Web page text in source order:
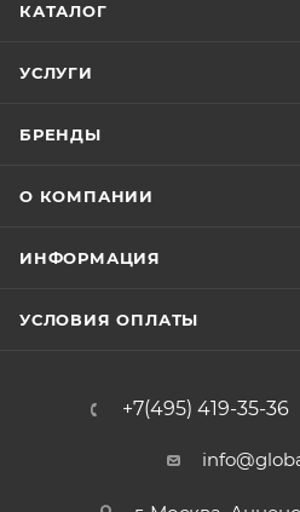
КАТАЛОГ
УСЛУГИ
БРЕНДЫ
О КОМПАНИИ
ИНФОРМАЦИЯ
УСЛОВИЯ ОПЛАТЫ
+7(495) 419-35-36